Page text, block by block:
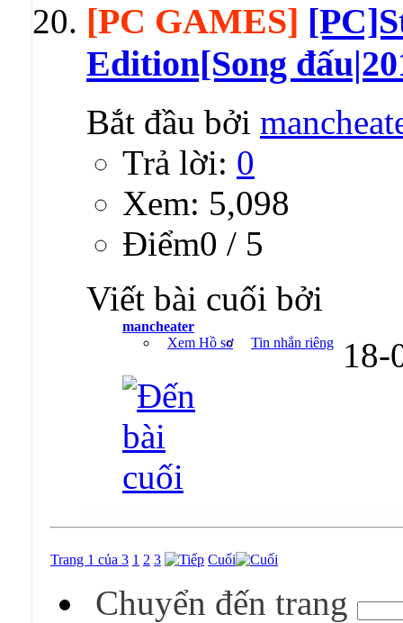
[PC GAMES]
Edition[Song
Bắt đầu bởi
Trả lời: 0
Xem: 5,098
Ðiểm0 / 5
Viết bài cuối bởi
mancheater
Xem Hồ sơ
Tin nhắn riêng
Trang 1 của 3 1 2 3 Cuối
Chuyển đến trang